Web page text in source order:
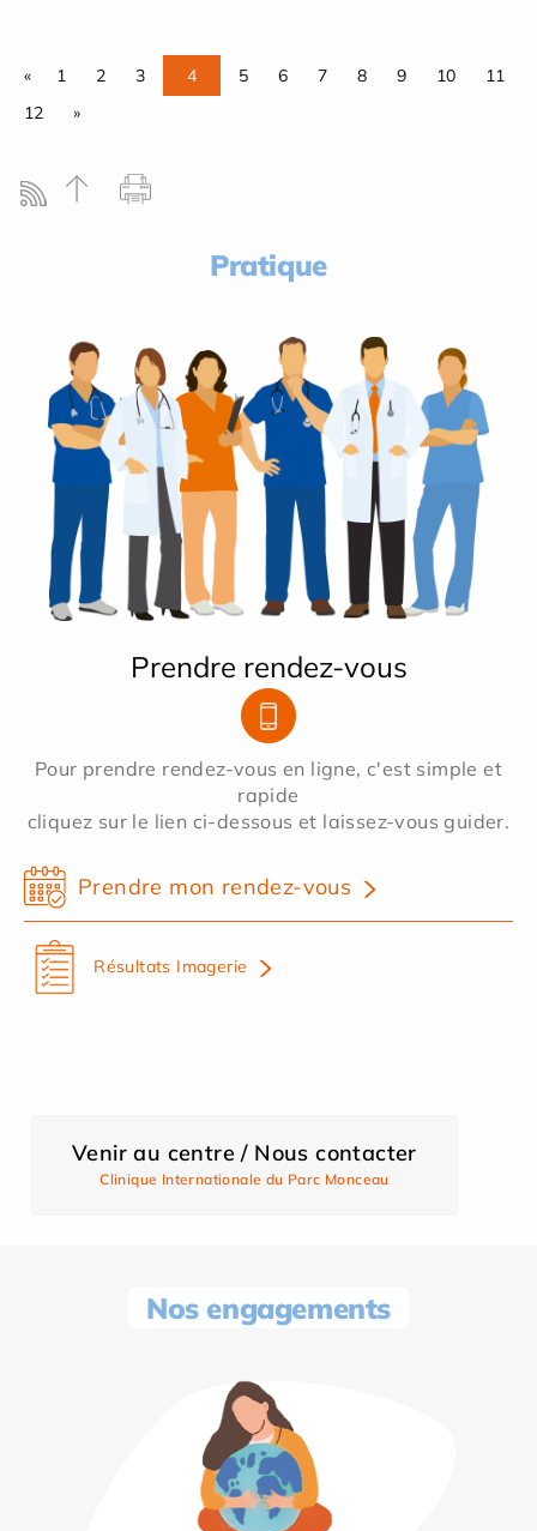
« 1 2 3 4 5 6 7 8 9 10
11
12
»
Pratique
Prendre rendez-vous
Pour prendre rendez-vous en ligne, c'est simple et
rapide
cliquez sur le lien ci-dessous et laissez-vous guider.
Prendre mon rendez-vous
Résultats Imagerie
Venir au centre / Nous contacter
Clinique Internationale du Parc Monceau
Nos engagements